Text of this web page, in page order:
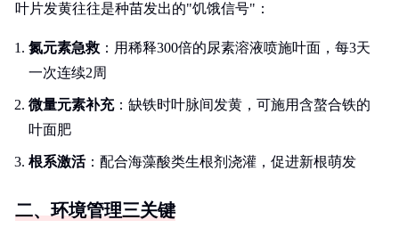
叶片发黄往往是种苗发出的"饥饿信号"：
氮元素急救 ：用稀释300倍的尿素溶液喷施叶面，每3天
一次连续2周
微量元素补充：缺铁时叶脉间发黄，可施用含螯合铁的
叶面肥
根系激活：配合海藻酸类生根剂浇灌，促进新根萌发
二、环境管理三关键